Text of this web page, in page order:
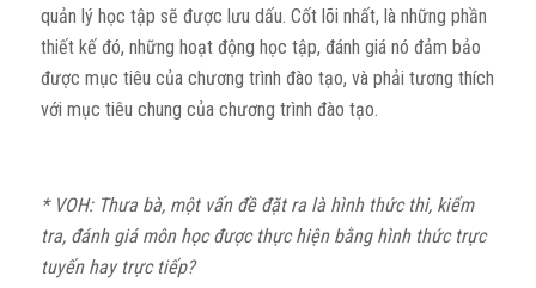
quản lý học tập sẽ được lưu dấu. Cốt lõi nhất, là những phần
thiết kế đó, những hoạt động học tập, đánh giá nó đảm bảo
được mục tiêu của chương trình đào tạo, và phải tương thích
với mục tiêu chung của chương trình đào tạo.
* VOH: Thưa bà, một vấn đề đặt ra là hình thức thi, kiểm
tra, đánh giá môn học được thực hiện bằng hình thức trực
tuyến hay trực tiếp?